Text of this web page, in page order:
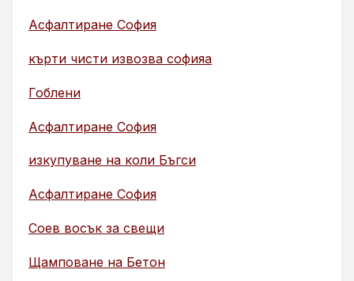
Асфалтиране София
кърти чисти извозва софияа
Гоблени
Асфалтиране София
изкупуване на коли Бъгси
Асфалтиране София
Соев восък за свещи
Щамповане на Бетон